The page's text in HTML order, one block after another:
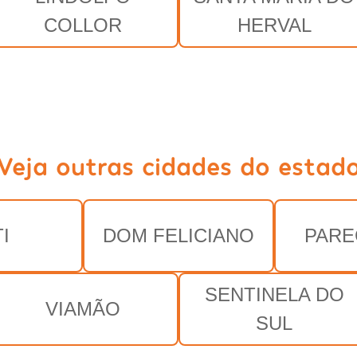
COLLOR
HERVAL
outras cidades do
DOM FELICIANO
VIAMÃO
SENTINELA DO
SUL